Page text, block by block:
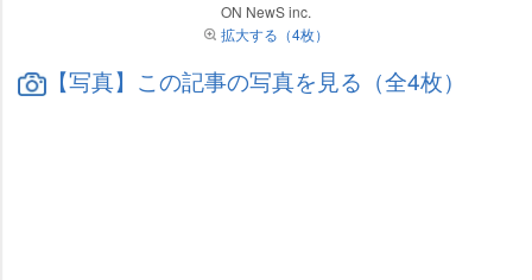
ON NewS inc.
拡大する（4枚）
【写真】この記事の写真を見る（全4枚）